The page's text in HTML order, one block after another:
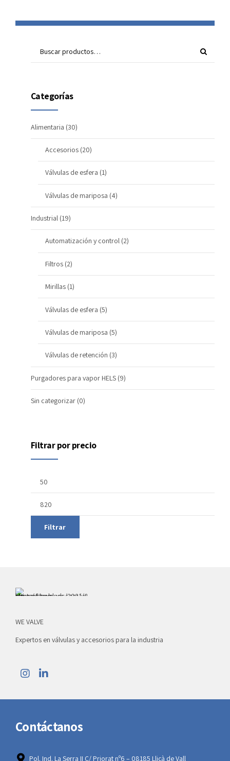
Categorías
Alimentaria (30)
Accesorios (20)
Válvulas de esfera (1)
Válvulas de mariposa (4)
Industrial (19)
Automatización y control (2)
Filtros (2)
Mirillas (1)
Válvulas de esfera (5)
Válvulas de mariposa (5)
Válvulas de retención (3)
Purgadores para vapor HELS (9)
Sin categorizar (0)
Filtrar por precio
Filtrar
WE VALVE
Expertos en válvulas y accesorios para la industria
Contáctanos
Pol. Ind. La Serra II C/ Priorat nº6 – 08185 Lliçà de Vall